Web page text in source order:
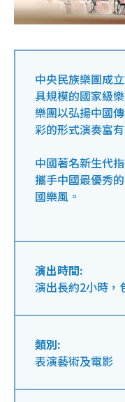
中央民族樂團成
具規模的國家級
樂團以弘揚中國
彩的形式演奏富
中國著名新生代
攜手中國最優秀
國樂風。
演出時間:
演出長約2小時，
類別:
表演藝術及電影